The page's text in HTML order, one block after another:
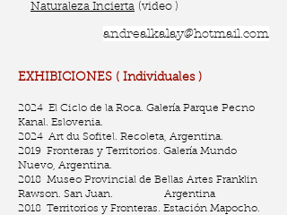
Naturaleza Incierta (video )
andrealkalay@hotmail.com
EXHIBICIONES ( Individuales )
2024 El Ciclo de la Roca. Galería Parque Pecno
Kanal. Eslovenia.
2024 Art du Sofitel. Recoleta, Argentina.
2019 Fronteras y Territorios. Galería Mundo
Nuevo, Argentina.
2018 Museo Provincial de Bellas Artes Franklin
Rawson. San Juan. Argentina
2018 Territorios y Fronteras. Estación Mapocho.